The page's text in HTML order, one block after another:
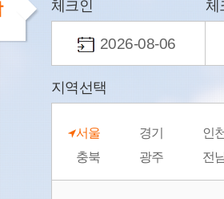
체크인
2026-08-06
체
지역선택
서울 경기 인천
충북
광주 전